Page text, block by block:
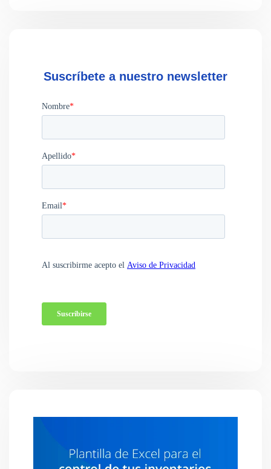
Suscríbete a nuestro newsletter